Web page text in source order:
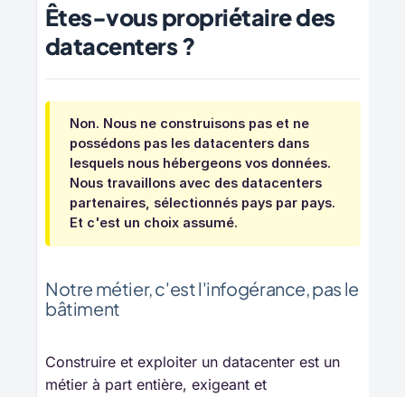
Êtes-vous propriétaire des
datacenters ?
Non. Nous ne construisons pas et ne
possédons pas les datacenters dans
lesquels nous hébergeons vos données.
Nous travaillons avec des datacenters
partenaires, sélectionnés pays par pays.
Et c'est un choix assumé.
Notre métier, c'est l'infogérance, pas le
bâtiment
Construire et exploiter un datacenter est un
métier à part entière, exigeant et